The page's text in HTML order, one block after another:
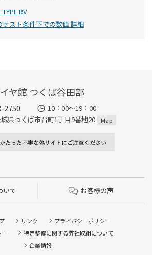
RV
テスト条件下での数値 詳細
ヤ館 つくば谷田部
2750
10：00～19：00
県つくば市台町1丁目9番地20
Map
いて お客様の声
リンク
プライバシーポリシー
特定整備に関する弊社取組について
企業情報